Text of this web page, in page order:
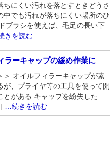
にくい汚れを落とすときどうさ
でも汚れが落ちにくい場所のひ
ブラシを使えば、毛足の長い下
きを読む
ラーキャップの緩め作業に
＞ オイルフィラーキャップが素
、プライヤ等の工具を使って開
がある キャップを紛失した
…続きを読む